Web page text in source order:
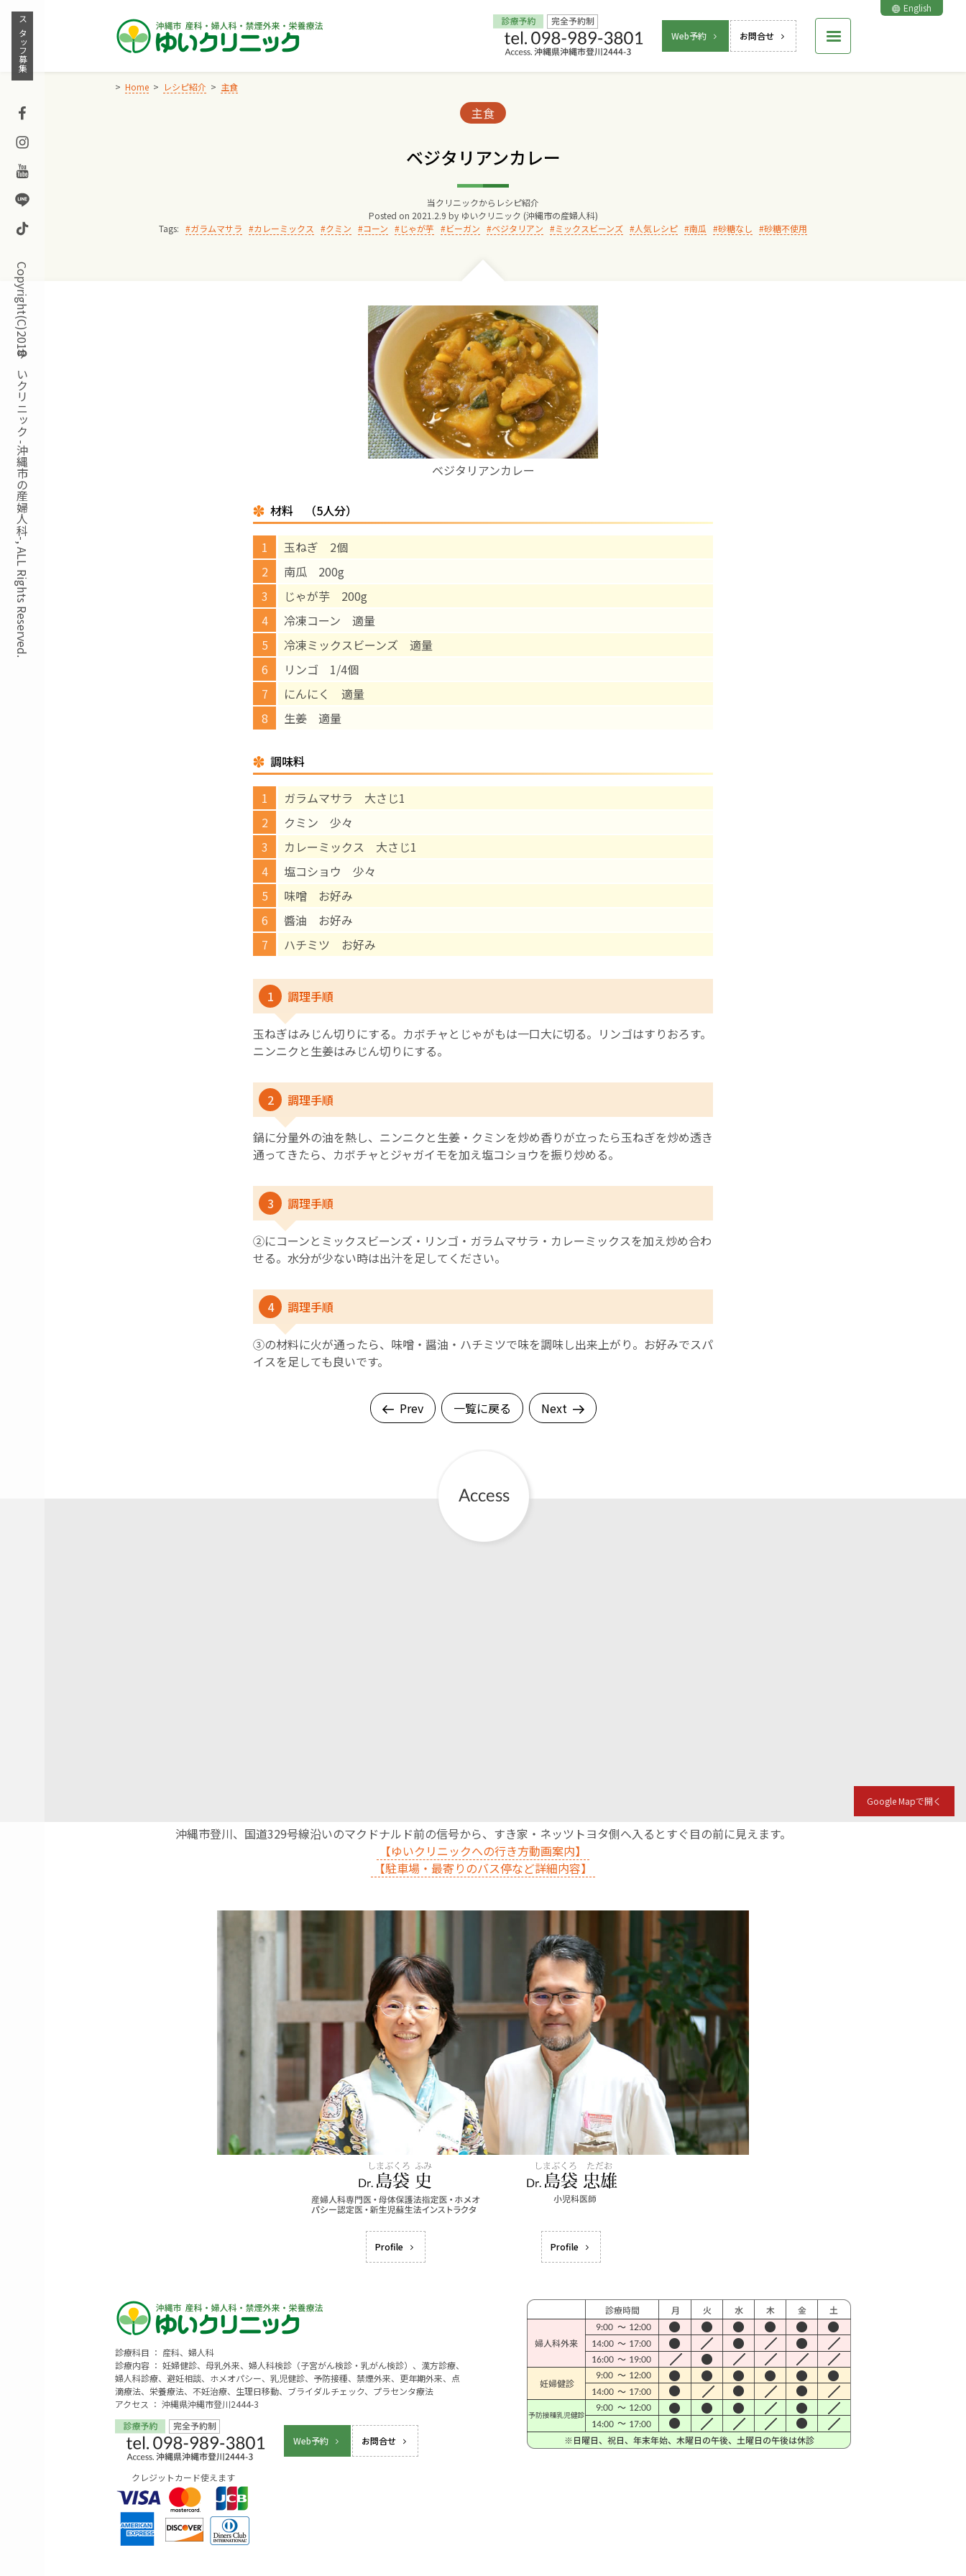
Skip
content
Web予約 お問合せ
English
スタッフ募集
Facebook
Instagram
Youtube
Line
TikTok
Copyright(C)2018ゆいクリニック -沖縄市の産婦人科-, ALL Rights Reserved.
Home レシピ紹介 主食
Categories:
主食
ベジタリアンカレー
当クリニックからレシピ紹介
Posted on 2021.2.9 by ゆいクリニック (沖縄市の産婦人科)
Tags:
ガラムマサラ カレーミックス クミン コーン じゃが芋 ビーガン ベジタリアン ミックスビーンズ 人気レシピ 南瓜 砂糖なし 砂糖不使用
ベジタリアンカレー
材料 （5人分）
玉ねぎ 2個
南瓜 200g
じゃが芋 200g
冷凍コーン 適量
冷凍ミックスビーンズ 適量
リンゴ 1/4個
にんにく 適量
生姜 適量
調味料
ガラムマサラ 大さじ1
クミン 少々
カレーミックス 大さじ1
塩コショウ 少々
味噌 お好み
醬油 お好み
ハチミツ お好み
1 調理手順
玉ねぎはみじん切りにする。カボチャとじゃがもは一口大に切る。リンゴはすりおろす。
ニンニクと生姜はみじん切りにする。
2 調理手順
鍋に分量外の油を熱し、ニンニクと生姜・クミンを炒め香りが立ったら玉ねぎを炒め透き
通ってきたら、カボチャとジャガイモを加え塩コショウを振り炒める。
3 調理手順
➁にコーンとミックスビーンズ・リンゴ・ガラムマサラ・カレーミックスを加え炒め合わ
せる。水分が少ない時は出汁を足してください。
4 調理手順
③の材料に火が通ったら、味噌・醤油・ハチミツで味を調味し出来上がり。お好みでスパ
イスを足しても良いです。
Prev 一覧に戻る Next
Google Mapで開く
沖縄市登川、国道329号線沿いのマクドナルド前の信号から、すき家・ネッツトヨタ側へ入るとすぐ目の前に見えます。
【ゆいクリニックへの行き方動画案内】
【駐車場・最寄りのバス停など詳細内容】
Profile Profile
診療科目 ： 産科、婦人科
診療内容 ： 妊婦健診、母乳外来、婦人科検診（子宮がん検診・乳がん検診）、漢方診療、
婦人科診療、避妊相談、ホメオパシー、乳児健診、予防接種、禁煙外来、更年期外来、点
滴療法、栄養療法、不妊治療、生理日移動、ブライダルチェック、プラセンタ療法
アクセス ： 沖縄県沖縄市登川2444-3
Web予約 お問合せ
クレジットカード使えます
Home
院長からのごあいさつ
ゆいクリニックの経営理念
診療料金
妊婦健診
お産について
親と子の結びつき支援
母乳育児
予防接種
‘さんルーム’ でさまざまな講座・クラス
遠方にお住まいで当院での出産を希望される方へ
医師プロフィール
English Page